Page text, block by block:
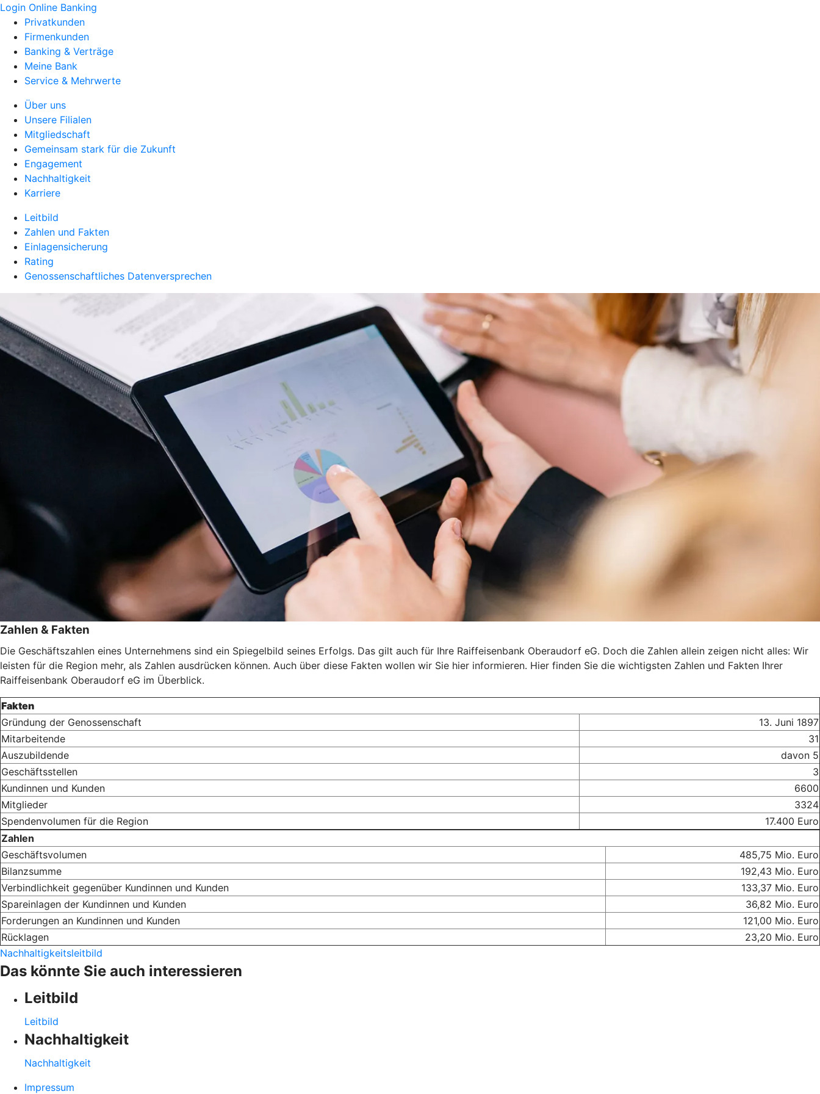
Login Online Banking
Privatkunden
Firmenkunden
Banking & Verträge
Meine Bank
Service & Mehrwerte
Über uns
Unsere Filialen
Mitgliedschaft
Gemeinsam stark für die Zukunft
Engagement
Nachhaltigkeit
Karriere
Leitbild
Zahlen und Fakten
Einlagensicherung
Rating
Genossenschaftliches Datenversprechen
Zahlen & Fakten
Die Geschäftszahlen eines Unternehmens sind ein Spiegelbild seines Erfolgs. Das gilt auch für Ihre Raiffeisenbank Oberaudorf eG. Doch die Zahlen allein zeigen nicht alles: Wir
leisten für die Region mehr, als Zahlen ausdrücken können. Auch über diese Fakten wollen wir Sie hier informieren. Hier finden Sie die wichtigsten Zahlen und Fakten Ihrer
Raiffeisenbank Oberaudorf eG im Überblick.
Fakten
Gründung der Genossenschaft
13. Juni 1897
Mitarbeitende
31
Auszubildende
davon 5
Geschäftsstellen
3
Kundinnen und Kunden
6600
Mitglieder
3324
Spendenvolumen für die Region
17.400 Euro
Zahlen
Geschäftsvolumen
485,75 Mio. Euro
Bilanzsumme
192,43 Mio. Euro
Verbindlichkeit gegenüber Kundinnen und Kunden
133,37 Mio. Euro
Spareinlagen der Kundinnen und Kunden
36,82 Mio. Euro
Forderungen an Kundinnen und Kunden
121,00 Mio. Euro
Rücklagen
23,20 Mio. Euro
Nachhaltigkeitsleitbild
Das könnte Sie auch interessieren
Leitbild
Leitbild
Nachhaltigkeit
Nachhaltigkeit
Impressum